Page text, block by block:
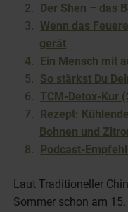
Der Shen – das
Wenn das
gerät
Ein Mensch mit
So stärkst Du
TCM-Detox-Kur
Rezept:
Bohnen und
Podcast-
Laut Traditioneller
Sommer schon am